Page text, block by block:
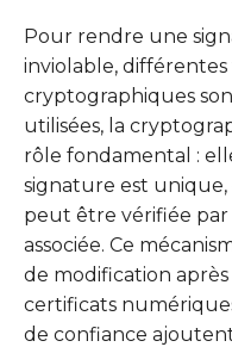
Pour rendre une
inviolable,
cryptographiques
utilisées, la
rôle fondamental :
signature est unique,
peut être vérifiée
associée. Ce
de modification
certificats
de confiance